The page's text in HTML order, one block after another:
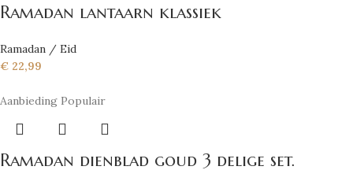
Ramadan lantaarn klassiek
Ramadan / Eid
€ 22,99
Aanbieding Populair
Ramadan dienblad goud 3 delige set.